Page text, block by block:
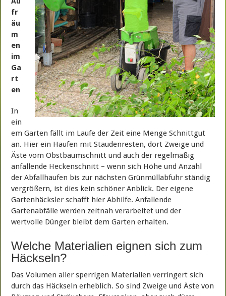
fr
äu
m
en
im
Ga
rt
en
In
ein
em Garten fällt im Laufe der Zeit eine Menge Schnittgut
an. Hier ein Haufen mit Staudenresten, dort Zweige und
Äste vom Obstbaumschnitt und auch der regelmäßig
anfallende Heckenschnitt – wenn sich Höhe und Anzahl
der Abfallhaufen bis zur nächsten Grünmüllabfuhr ständig
vergrößern, ist dies kein schöner Anblick. Der eigene
Gartenhäcksler schafft hier Abhilfe. Anfallende
Gartenabfälle werden zeitnah verarbeitet und der
wertvolle Dünger bleibt dem Garten erhalten.
Welche Materialien eignen sich zum
Häckseln?
Das Volumen aller sperrigen Materialien verringert sich
durch das Häckseln erheblich. So sind Zweige und Äste von